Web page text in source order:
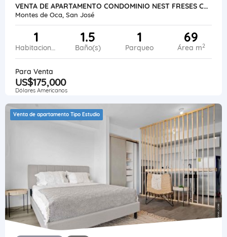
VENTA DE APARTAMENTO CONDOMINIO NEST FRESES CURRIDABAT
Montes de Oca, San José
1
Habitaciones
1.5
Baño(s)
1
Parqueo
69
Área m2
Para Venta
US$175,000
Dólares Americanos
Venta de apartamento Tipo Estudio